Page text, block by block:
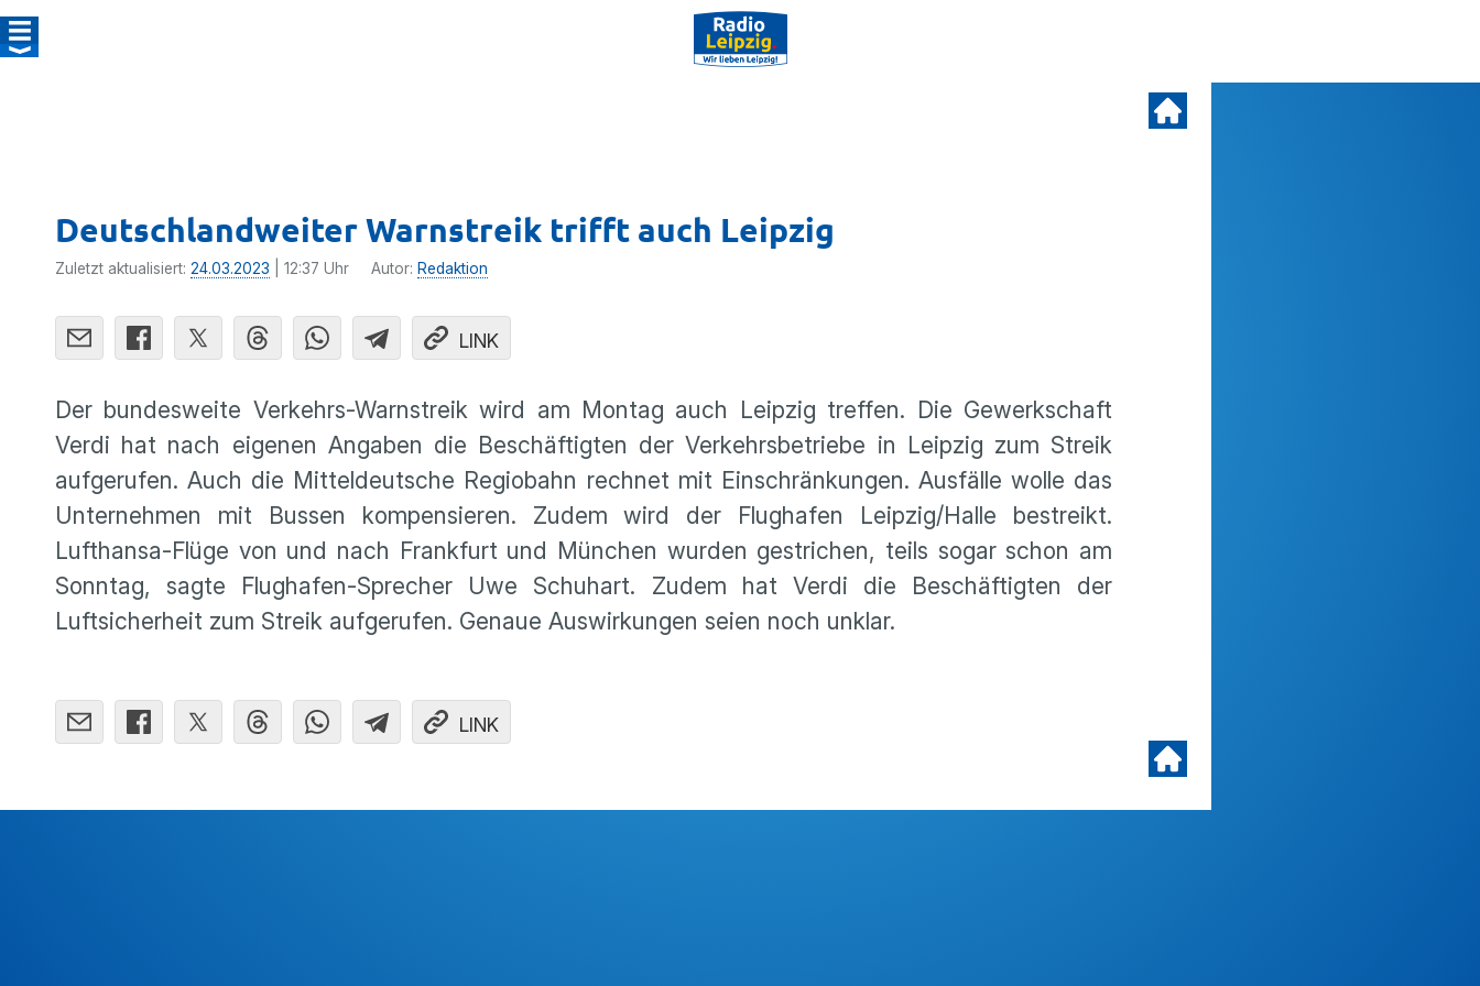
Deutschlandweiter Warnstreik trifft auch Leipzig
Zuletzt aktualisiert: 24.03.2023 | 12:37 Uhr Autor: Redaktion
LINK
Der bundesweite Verkehrs-Warnstreik wird am Montag auch Leipzig treffen. Die Gewerkschaft
Verdi hat nach eigenen Angaben die Beschäftigten der Verkehrsbetriebe in Leipzig zum Streik
aufgerufen. Auch die Mitteldeutsche Regiobahn rechnet mit Einschränkungen. Ausfälle wolle das
Unternehmen mit Bussen kompensieren. Zudem wird der Flughafen Leipzig/Halle bestreikt.
Lufthansa-Flüge von und nach Frankfurt und München wurden gestrichen, teils sogar schon am
Sonntag, sagte Flughafen-Sprecher Uwe Schuhart. Zudem hat Verdi die Beschäftigten der
Luftsicherheit zum Streik aufgerufen. Genaue Auswirkungen seien noch unklar.
LINK